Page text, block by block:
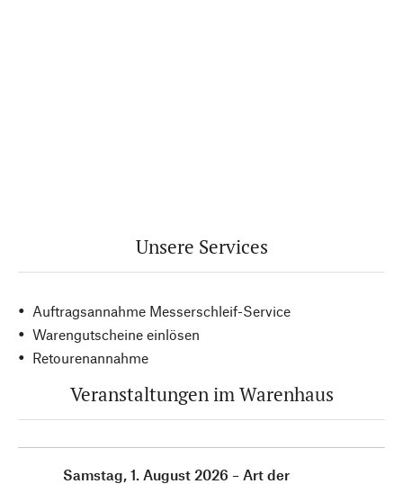
Unsere Services
Auftragsannahme Messerschleif-Service
Warengutscheine einlösen
Retourenannahme
Veranstaltungen im Warenhaus
Samstag, 1. August 2026 – Art der